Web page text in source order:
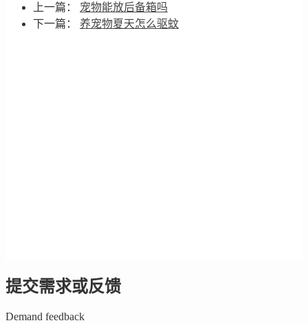
上一篇： 宠物能放后备箱吗
下一篇： 养宠物夏天怎么驱蚊
提交需求或反馈
Demand feedback